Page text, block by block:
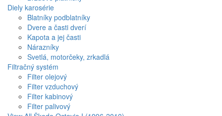
Diely karosérie
Blatníky podblatníky
Dvere a časti dverí
Kapota a jej časti
Nárazníky
Svetlá, motorčeky, zrkadlá
Filtračný systém
Filter olejový
Filter vzduchový
Filter kabinový
Filter palivový